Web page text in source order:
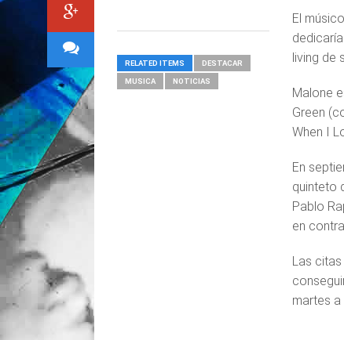
El
living de
Malone
Green
When I
En
quinteto
Pablo
en
Las
martes
RELATED ITEMS DESTACAR
MUSICA NOTICIAS